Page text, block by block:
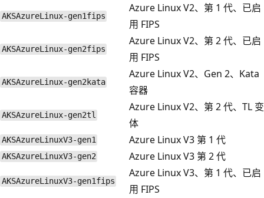
AKSAzureLinux-gen1fips
Azure Linux V2、第 1 代、已启
用 FIPS
AKSAzureLinux-gen2fips
Azure Linux V2、第 2 代、已启
用 FIPS
AKSAzureLinux-gen2kata
Azure Linux V2、Gen 2、Kata
容器
AKSAzureLinux-gen2tl
Azure Linux V2、第 2 代、TL 变
体
AKSAzureLinuxV3-gen1 Azure Linux V3 第 1 代
AKSAzureLinuxV3-gen2 Azure Linux V3 第 2 代
AKSAzureLinuxV3-gen1fips
Azure Linux V3、第 1 代、已启
用 FIPS